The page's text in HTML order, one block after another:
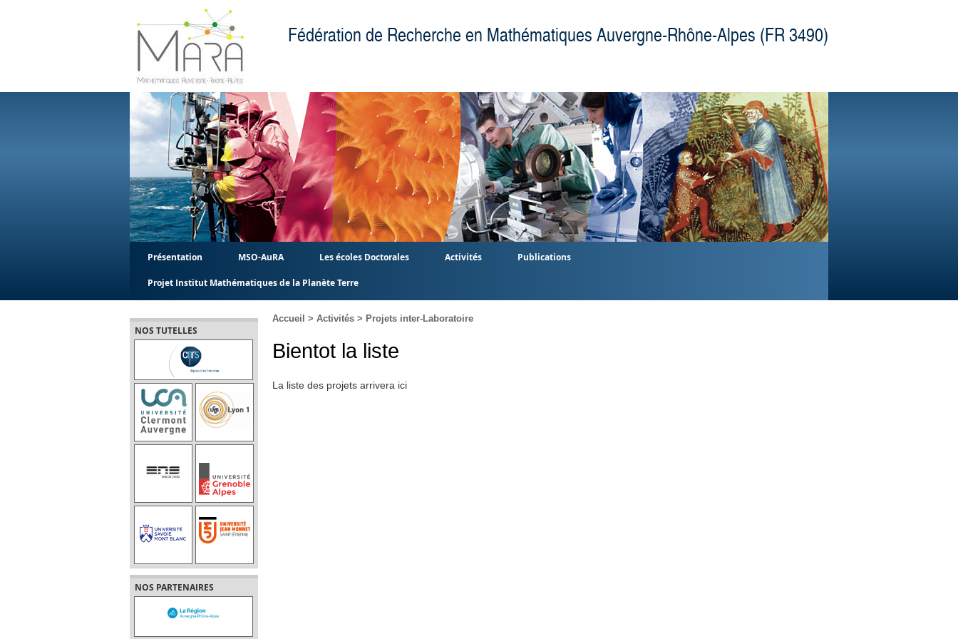
Fédération de Recherche en Mathématiques Auvergne-Rhône-Alpes (FR 3490)
Présentation MSO-AuRA Les écoles Doctorales Activités Publications
Projet Institut Mathématiques de la Planète Terre
NOS TUTELLES
NOS PARTENAIRES
Accueil > Activités > Projets inter-Laboratoire
Bientot la liste
La liste des projets arrivera ici